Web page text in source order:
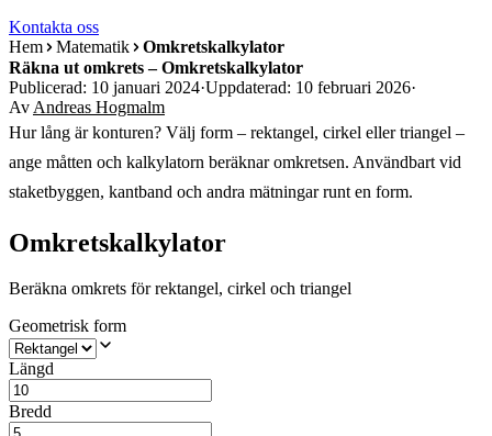
Kontakta oss
Hem
Matematik
Omkretskalkylator
Räkna ut omkrets – Omkretskalkylator
Publicerad: 10 januari 2024·Uppdaterad: 10 februari 2026·
Av Andreas Hogmalm
Hur lång är konturen? Välj form – rektangel, cirkel eller triangel –
ange måtten och kalkylatorn beräknar omkretsen. Användbart vid
staketbyggen, kantband och andra mätningar runt en form.
Omkretskalkylator
Beräkna omkrets för rektangel, cirkel och triangel
Geometrisk form
Längd
Bredd